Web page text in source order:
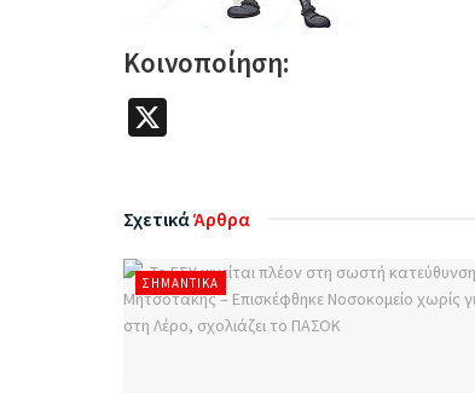
Κοινοποίηση:
ΣχετικάΆρθρα
ΣΗΜΑΝΤΙΚΆ